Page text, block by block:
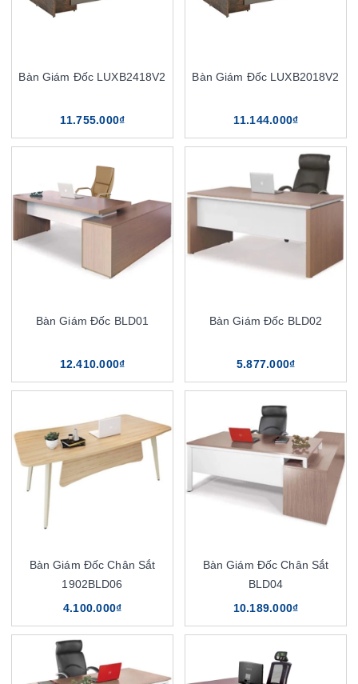
Bàn Giám Đốc LUXB2418V2
11.755.000₫
Bàn Giám Đốc LUXB2018V2
11.144.000₫
Bàn Giám Đốc BLD01
12.410.000₫
Bàn Giám Đốc BLD02
5.877.000₫
Bàn Giám Đốc Chân Sắt
1902BLD06
4.100.000₫
Bàn Giám Đốc Chân Sắt
BLD04
10.189.000₫